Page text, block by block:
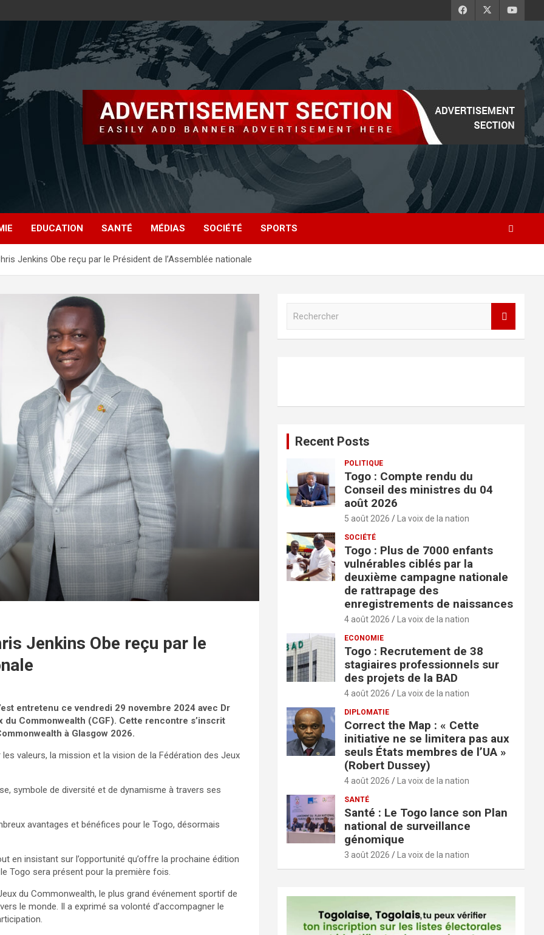
EDUCATION SANTÉ MÉDIAS SOCIÉTÉ SPORTS
Jenkins Obe reçu par le Président de l’Assemblée nationale
Jenkins Obe reçu par le
entretenu ce vendredi 29 novembre 2024 avec Dr
Commonwealth (CGF). Cette rencontre s’inscrit
à Glasgow 2026.
valeurs, la mission et la vision de la Fédération des Jeux
symbole de diversité et de dynamisme à travers ses
avantages et bénéfices pour le Togo, désormais
en insistant sur l’opportunité qu’offre la prochaine édition
Togo sera présent pour la première fois.
du Commonwealth, le plus grand événement sportif de
le monde. Il a exprimé sa volonté d’accompagner le
Recent Posts
POLITIQUE
Togo : Compte rendu du
Conseil des ministres du 04
août 2026
5 août 2026 La voix de la nation
SOCIÉTÉ
Togo : Plus de 7000 enfants
vulnérables ciblés par la
deuxième campagne nationale
de rattrapage des
enregistrements de naissances
4 août 2026 La voix de la nation
ECONOMIE
Togo : Recrutement de 38
stagiaires professionnels sur
des projets de la BAD
4 août 2026 La voix de la nation
DIPLOMATIE
Correct the Map : « Cette
initiative ne se limitera pas aux
seuls États membres de l’UA »
(Robert Dussey)
4 août 2026 La voix de la nation
SANTÉ
Santé : Le Togo lance son Plan
national de surveillance
génomique
3 août 2026 La voix de la nation